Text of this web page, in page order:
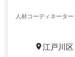
人材コーディネータ
江戸川区